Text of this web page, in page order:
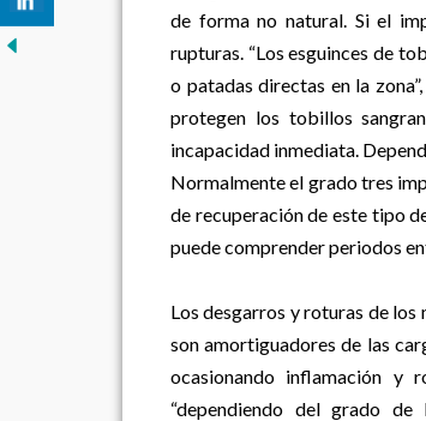
de forma no natural. Si el
rupturas. “Los esguinces de
o patadas directas en la
protegen los tobillos
incapacidad inmediata.
Normalmente el grado tres
de recuperación de este tipo
puede comprender periodos
Los desgarros y roturas de los
son amortiguadores de las
ocasionando inflamación y
“dependiendo del grado